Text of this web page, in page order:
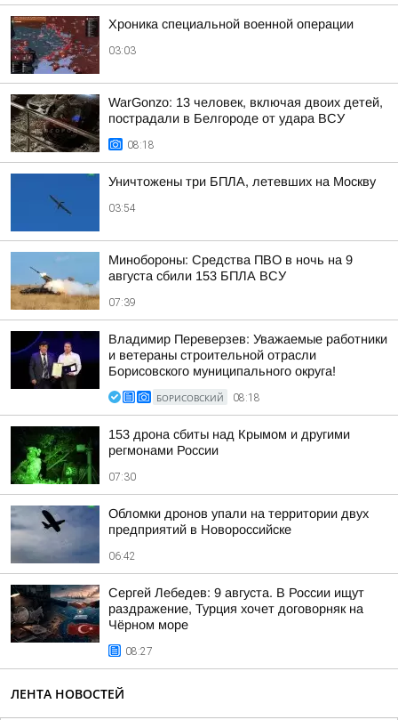
Хроника специальной военной операции
03:03
WarGonzo: 13 человек, включая двоих детей,
пострадали в Белгороде от удара ВСУ
08:18
Уничтожены три БПЛА, летевших на Москву
03:54
Минобороны: Средства ПВО в ночь на 9
августа сбили 153 БПЛА ВСУ
07:39
Владимир Переверзев: Уважаемые работники
и ветераны строительной отрасли
Борисовского муниципального округа!
БОРИСОВСКИЙ 08:18
153 дрона сбиты над Крымом и другими
регмонами России
07:30
Обломки дронов упали на территории двух
предприятий в Новороссийске
06:42
Сергей Лебедев: 9 августа. В России ищут
раздражение, Турция хочет договорняк на
Чёрном море
08:27
ЛЕНТА НОВОСТЕЙ